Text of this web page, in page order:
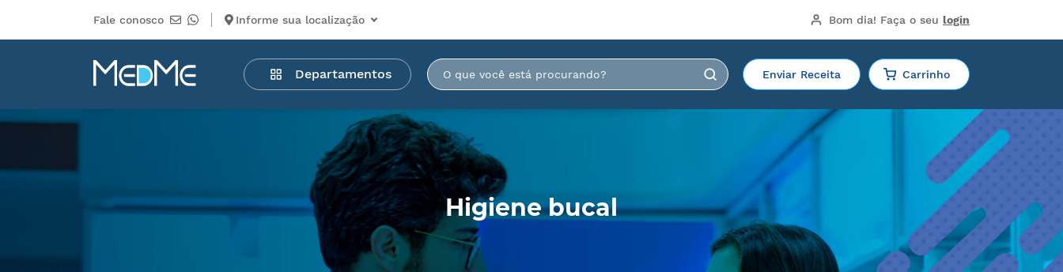
Fale conosco Informe sua localização Bom dia! Faça o seu login
Departamentos Enviar Receita Carrinho
Departamentos
Medicamentos
Higiene
pessoal
Higiene bucal